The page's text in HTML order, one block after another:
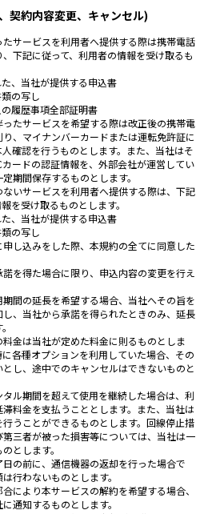
約内容変更、キャンセル)
サービスを利用者へ提供する際は携帯電話
下記に従って、利用者の情報を受け取るも
、当社が提供する申込書
の写し
履歴事項全部証明書
たサービスを希望する際は改正後の携帯電
、マイナンバーカードまたは運転免許証に
確認を行うものとします。また、当社はそ
ードの認証情報を、外部会社が運営してい
期間保存するものとします。
いサービスを利用者へ提供する際は、下記
を受け取るものとします。
、当社が提供する申込書
の写し
し込みをした際、本規約の全てに同意した
を得た場合に限り、申込内容の変更を行え
間の延長を希望する場合、当社へその旨を
し、当社から承諾を得られたときのみ、延長
金は当社が定めた料金に則るものとしま
各種オプションを利用していた場合、その
し、途中でのキャンセルはできないものと
ル期間を超えて使用を継続した場合は、利
料金を支払うこととします。また、当社は
うことができるものとします。回線停止措
三者が被った損害等については、当社は一
とします。
の前に、通信機器の返却を行った場合で
行わないものとします。
により本サービスの解約を希望する場合、
通知するものとします。